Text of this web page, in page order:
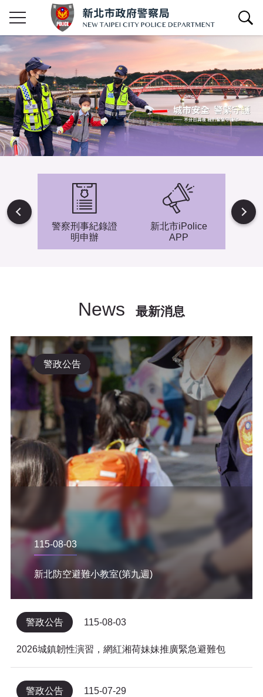
查詢區開關
難專
警察刑事紀錄證
明申辦
新北市iPolice
APP
小小
News 最新消息
警政公告
115-08-03
新北防空避難小教室(第九週)
警政公告 115-08-03
2026城鎮韌性演習，網紅湘荷妹妹推廣緊急避難包
警政公告 115-07-29